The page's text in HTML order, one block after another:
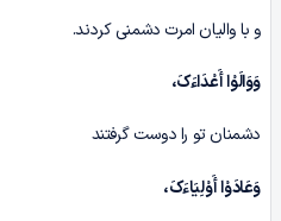
و با والیان امرت دشمنی کردند.
وَوَالَوْا أَعْدَاءَکَ،
دشمنان تو را دوست گرفتند
وَعَادَوْا أَوْلِیَاءَکَ،